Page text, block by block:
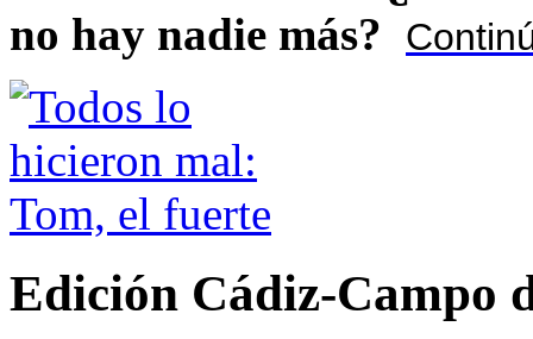
no hay nadie más?
Edición Cádiz-Campo